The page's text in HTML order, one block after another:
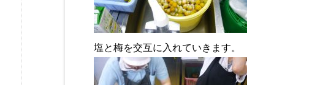
塩と梅を交互に入れていきます。